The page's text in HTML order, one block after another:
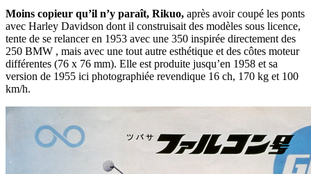
Moins copieur qu’il n’y paraît, Rikuo, après avoir coupé les ponts
avec Harley Davidson dont il construisait des modèles sous licence,
tente de se relancer en 1953 avec une 350 inspirée directement des
250 BMW , mais avec une tout autre esthétique et des côtes moteur
différentes (76 x 76 mm). Elle est produite jusqu’en 1958 et sa
version de 1955 ici photographiée revendique 16 ch, 170 kg et 100
km/h.